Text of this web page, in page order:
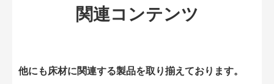
関連コンテンツ
他にも床材に関連する製品を取り揃えております。